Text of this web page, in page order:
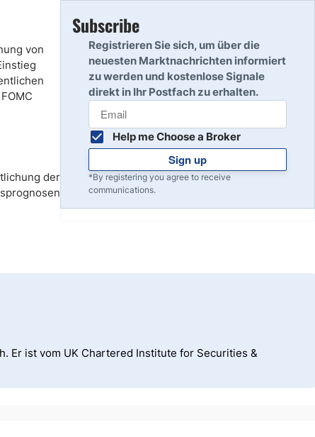
von
der
10
Subscribe
Registrieren Sie sich, um über die
neuesten Marktnachrichten informiert
zu werden und kostenlose Signale
direkt in Ihr Postfach zu erhalten.
Help me Choose a Broker
Sign up
*By registering you agree to receive
communications.
Er ist vom UK Chartered Institute for Securities &